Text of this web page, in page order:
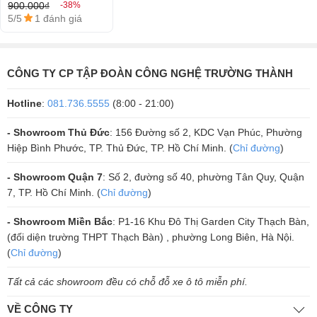
900.000₫ -38%
5/5 1 đánh giá
CÔNG TY CP TẬP ĐOÀN CÔNG NGHỆ TRƯỜNG THÀNH
Hotline: 081.736.5555 (8:00 - 21:00)
- Showroom Thủ Đức: 156 Đường số 2, KDC Vạn Phúc, Phường
Hiệp Bình Phước, TP. Thủ Đức, TP. Hồ Chí Minh. (Chỉ đường)
- Showroom Quận 7: Số 2, đường số 40, phường Tân Quy, Quận
7, TP. Hồ Chí Minh. (Chỉ đường)
- Showroom Miền Bắc: P1-16 Khu Đô Thị Garden City Thạch Bàn,
(đối diện trường THPT Thạch Bàn) , phường Long Biên, Hà Nội.
(Chỉ đường)
Tất cả các showroom đều có chỗ đỗ xe ô tô miễn phí.
VỀ CÔNG TY